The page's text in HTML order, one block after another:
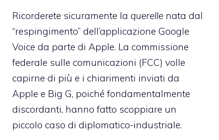
Ricorderete sicuramente la querelle nata dal
“respingimento” dell’applicazione Google
Voice da parte di Apple. La commissione
federale sulle comunicazioni (FCC) volle
capirne di più e i chiarimenti inviati da
Apple e Big G, poiché fondamentalmente
discordanti, hanno fatto scoppiare un
piccolo caso di diplomatico-industriale.